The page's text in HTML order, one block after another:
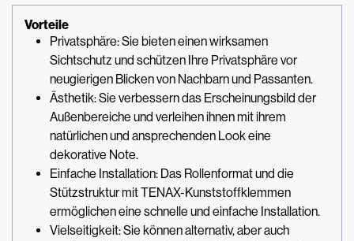
Vorteile
Privatsphäre: Sie bieten einen wirksamen
Sichtschutz und schützen Ihre Privatsphäre vor
neugierigen Blicken von Nachbarn und Passanten.
Ästhetik: Sie verbessern das Erscheinungsbild der
Außenbereiche und verleihen ihnen mit ihrem
natürlichen und ansprechenden Look eine
dekorative Note.
Einfache Installation: Das Rollenformat und die
Stützstruktur mit TENAX-Kunststoffklemmen
ermöglichen eine schnelle und einfache Installation.
Vielseitigkeit: Sie können alternativ, aber auch